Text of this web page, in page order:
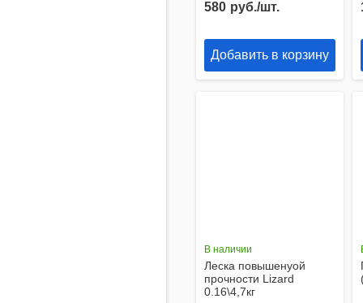
580 руб./шт.
Добавить в корзину
В наличии
Леска повышенyой
прочности Lizard
0.16\4,7кг